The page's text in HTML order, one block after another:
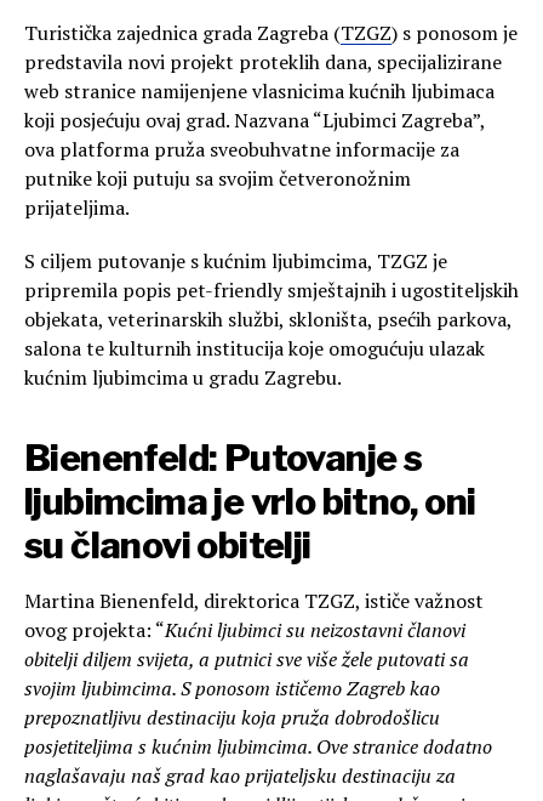
Turistička zajednica grada Zagreba (TZGZ) s ponosom je
predstavila novi projekt proteklih dana, specijalizirane
web stranice namijenjene vlasnicima kućnih ljubimaca
koji posjećuju ovaj grad. Nazvana “Ljubimci Zagreba”,
ova platforma pruža sveobuhvatne informacije za
putnike koji putuju sa svojim četveronožnim
prijateljima.
S ciljem putovanje s kućnim ljubimcima, TZGZ je
pripremila popis pet-friendly smještajnih i ugostiteljskih
objekata, veterinarskih službi, skloništa, psećih parkova,
salona te kulturnih institucija koje omogućuju ulazak
kućnim ljubimcima u gradu Zagrebu.
Bienenfeld: Putovanje s
ljubimcima je vrlo bitno, oni
su članovi obitelji
Martina Bienenfeld, direktorica TZGZ, ističe važnost
ovog projekta: “Kućni ljubimci su neizostavni članovi
obitelji diljem svijeta, a putnici sve više žele putovati sa
svojim ljubimcima. S ponosom ističemo Zagreb kao
prepoznatljivu destinaciju koja pruža dobrodošlicu
posjetiteljima s kućnim ljubimcima. Ove stranice dodatno
naglašavaju naš grad kao prijateljsku destinaciju za